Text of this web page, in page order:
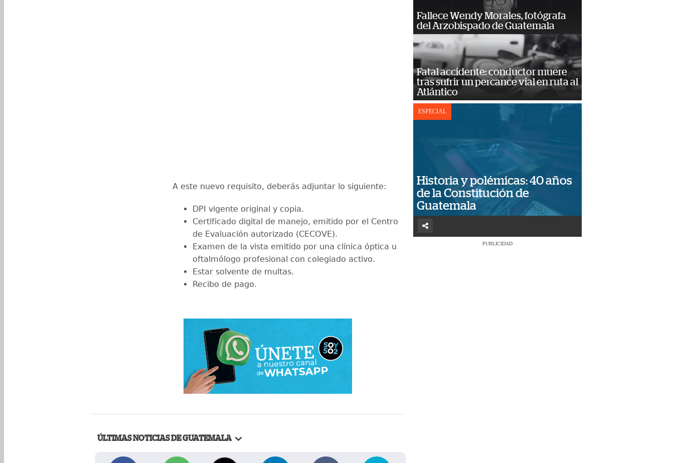
A este nuevo requisito, deberás adjuntar lo siguiente:
DPI vigente original y copia.
Certificado digital de manejo, emitido por el Centro
de Evaluación autorizado (CECOVE).
Examen de la vista emitido por una clínica óptica u
oftalmólogo profesional con colegiado activo.
Estar solvente de multas.
Recibo de pago.
ÚLTIMAS NOTICIAS DE GUATEMALA
Fallece Wendy Morales, fotógrafa
del Arzobispado de Guatemala
Fatal accidente: conductor muere
tras sufrir un percance vial en ruta al
Atlántico
ESPECIAL
Historia y polémicas: 40 años
de la Constitución de
Guatemala
PUBLICIDAD